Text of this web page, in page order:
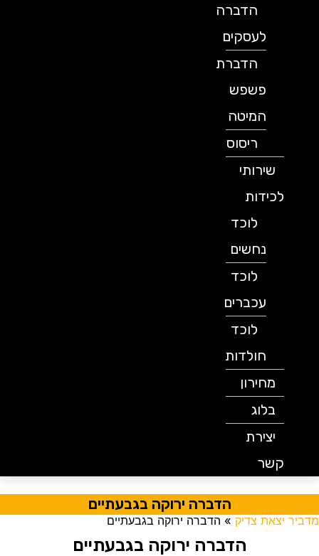
הדברה
לעסקים
הדברת
פשפש
המיטה
ריסוס
שירותי
לכידות
לוכד
נחשים
לוכד
עכברים
לוכד
חולדות
מחירון
בלוג
יצירת
קשר
הדברה ירוקה בגבעתיים
מדביר יצאת צדיק » הדברה ירוקה בגבעתיים
הדברה ירוקה בגבעתיים